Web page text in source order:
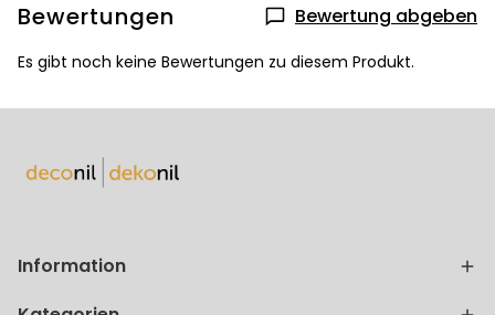
Bewertungen Bewertung abgeben
Es gibt noch keine Bewertungen zu diesem Produkt.
Information